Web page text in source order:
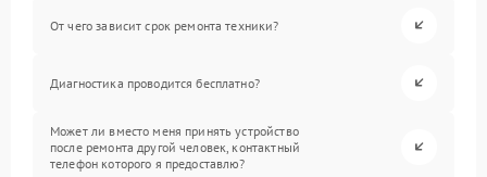
От чего зависит срок ремонта техники?
Диагностика проводится бесплатно?
Может ли вместо меня принять устройство
после ремонта другой человек, контактный
телефон которого я предоставлю?